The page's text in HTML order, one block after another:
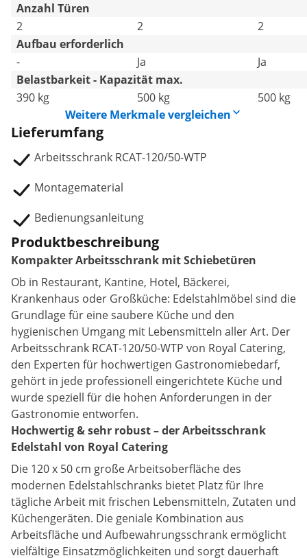
Anzahl Türen
2
2
2
Aufbau erforderlich
-
Ja
Ja
Belastbarkeit - Kapazität max.
390 kg
500 kg
500 kg
Weitere Merkmale vergleichen
Lieferumfang
Arbeitsschrank RCAT-120/50-WTP
Montagematerial
Bedienungsanleitung
Produktbeschreibung
Kompakter Arbeitsschrank mit Schiebetüren
Ob in Restaurant, Kantine, Hotel, Bäckerei,
Krankenhaus oder Großküche: Edelstahlmöbel sind die
Grundlage für eine saubere Küche und den
hygienischen Umgang mit Lebensmitteln aller Art. Der
Arbeitsschrank RCAT-120/50-WTP von Royal Catering,
den Experten für hochwertigen Gastronomiebedarf,
gehört in jede professionell eingerichtete Küche und
wurde speziell für die hohen Anforderungen in der
Gastronomie entworfen.
Hochwertig & sehr robust – der Arbeitsschrank
Edelstahl von Royal Catering
Die 120 x 50 cm große Arbeitsoberfläche des
modernen Edelstahlschranks bietet Platz für Ihre
tägliche Arbeit mit frischen Lebensmitteln, Zutaten und
Küchengeräten. Die geniale Kombination aus
Arbeitsfläche und Aufbewahrungsschrank ermöglicht
vielfältige Einsatzmöglichkeiten und sorgt dauerhaft